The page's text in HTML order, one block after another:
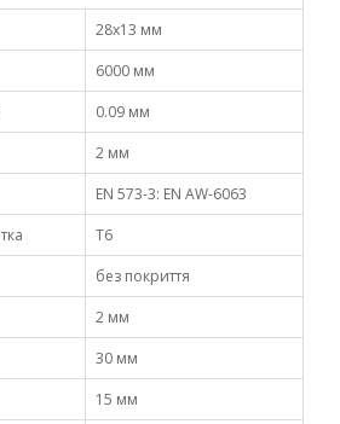
28х13 мм
6000 мм
0.09 мм
2 мм
EN 573-3: EN AW-6063
Т6
без покриття
2 мм
30 мм
15 мм